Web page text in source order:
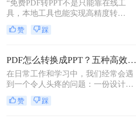
换后收到平台的“付费解锁”勒索邮
件。
“免费PDF转PPT不是只能靠在线工
具，本地工具也能实现高精度转
换”在职场办公与自媒体创作中，将
PDF格式的报告、课件、素材转为可
需求。但多数人在寻找免费转换方法
时，要么遭遇操作繁琐的困境，要么
面临转换后格式错乱、信息丢失的问
题，甚至担心文件隐私泄露
赞 踩
PDF怎么转换成PPT？五种高效方法，适用不同场景全解析！
在日常工作和学习中，我们经常会遇
到一个令人头疼的问题：一份设计精
美、内容详实的PDF文档，需要被转
换为可编辑、可演示的
赞 踩